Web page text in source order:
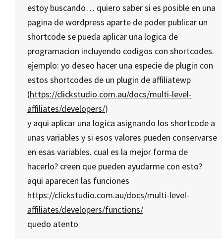
estoy buscando… quiero saber si es posible en una
pagina de wordpress aparte de poder publicar un
shortcode se pueda aplicar una logica de
programacion incluyendo codigos con shortcodes.
ejemplo: yo deseo hacer una especie de plugin con
estos shortcodes de un plugin de affiliatewp
(https://clickstudio.com.au/docs/multi-level-
affiliates/developers/)
y aqui aplicar una logica asignando los shortcode a
unas variables y si esos valores pueden conservarse
en esas variables. cual es la mejor forma de
hacerlo? creen que pueden ayudarme con esto?
aqui aparecen las funciones
https://clickstudio.com.au/docs/multi-level-
affiliates/developers/functions/
quedo atento